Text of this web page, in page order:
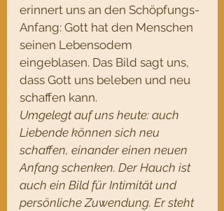
erinnert uns an den Schöpfungs-
Anfang: Gott hat den Menschen
seinen Lebensodem
eingeblasen. Das Bild sagt uns,
dass Gott uns beleben und neu
schaffen kann.
Umgelegt auf uns heute: auch
Liebende können sich neu
schaffen, einander einen neuen
Anfang schenken. Der Hauch ist
auch ein Bild für Intimität und
persönliche Zuwendung. Er steht